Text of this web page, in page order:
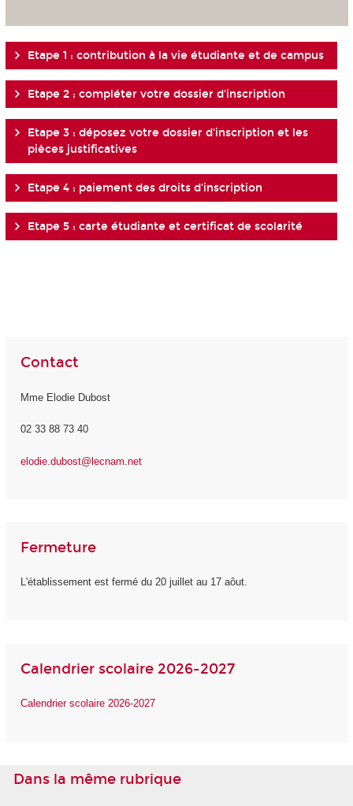
Etape 1 : contribution à la vie étudiante et de campus
Etape 2 : compléter votre dossier d'inscription
Etape 3 : déposez votre dossier d'inscription et les
pièces justificatives
Etape 4 : paiement des droits d'inscription
Etape 5 : carte étudiante et certificat de scolarité
Contact
Mme Elodie Dubost
02 33 88 73 40
elodie.dubost@lecnam.net
Fermeture
L'établissement est fermé du 20 juillet au 17 aôut.
Calendrier scolaire 2026-2027
Calendrier scolaire 2026-2027
Dans la même rubrique